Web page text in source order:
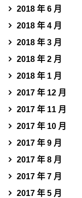
2018 年 6 月
2018 年 4 月
2018 年 3 月
2018 年 2 月
2018 年 1 月
2017 年 12 月
2017 年 11 月
2017 年 10 月
2017 年 9 月
2017 年 8 月
2017 年 7 月
2017 年 5 月